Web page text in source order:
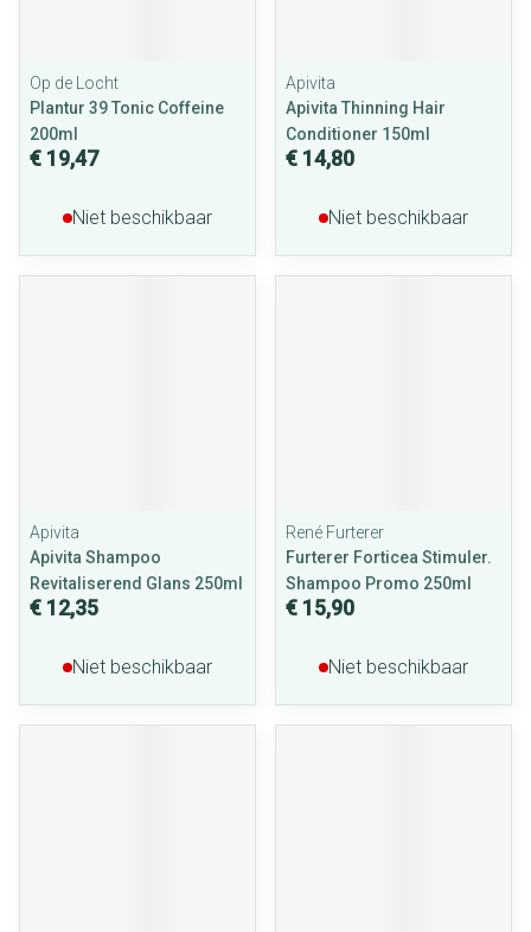
Op de Locht
Plantur 39 Tonic Coffeine
200ml
€ 19,47
Niet beschikbaar
Apivita
Apivita Thinning Hair
Conditioner 150ml
€ 14,80
Niet beschikbaar
Apivita
Apivita Shampoo
Revitaliserend Glans 250ml
€ 12,35
Niet beschikbaar
René Furterer
Furterer Forticea Stimuler.
Shampoo Promo 250ml
€ 15,90
Niet beschikbaar